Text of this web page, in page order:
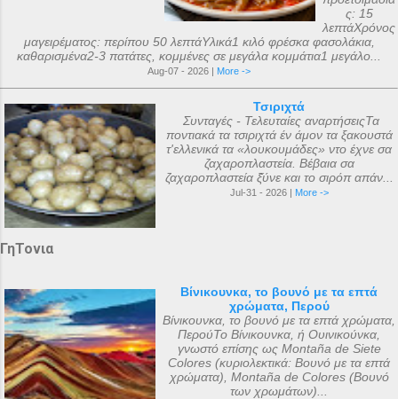
ς: 15
λεπτάΧρόνος
μαγειρέματος: περίπου 50 λεπτάΥλικά1 κιλό φρέσκα φασολάκια,
καθαρισμένα2-3 πατάτες, κομμένες σε μεγάλα κομμάτια1 μεγάλο...
Aug-07 - 2026 | More ->
Τσιριχτά
Συνταγές - Τελευταίες αναρτήσειςΤα
ποντιακά τα τσιριχτά έν άμον τα ξακουστά
τ'ελλενικά τα «λουκουμάδες» ντο έχνε σα
ζαχαροπλαστεία. Βέβαια σα
ζαχαροπλαστεία ξ̌ύνε και το σιρόπ απάν...
Jul-31 - 2026 | More ->
ΓηΤονια
Βίνικουνκα, το βουνό με τα επτά
χρώματα, Περού
Βίνικουνκα, το βουνό με τα επτά χρώματα,
ΠερούΤο Βίνικουνκα, ή Ουινικούνκα,
γνωστό επίσης ως Montaña de Siete
Colores (κυριολεκτικά: Βουνό με τα επτά
χρώματα), Montaña de Colores (Βουνό
των χρωμάτων)...